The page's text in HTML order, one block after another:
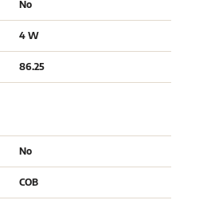
No
4 W
86.25
No
COB